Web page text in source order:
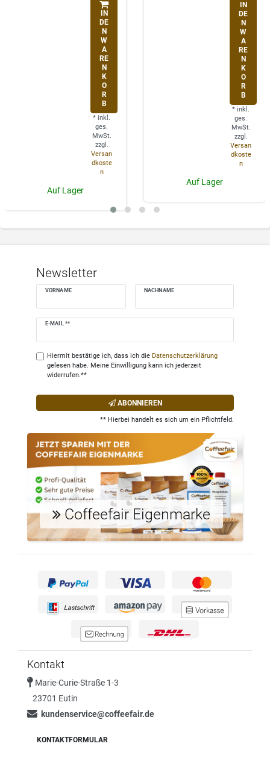
IN
DE
N
W
A
RE
N
K
O
R
B
* inkl.
ges.
MwSt.
zzgl.
Versan
dkoste
n
Auf Lager
IN
DE
N
W
A
RE
N
K
O
R
B
* inkl.
ges.
MwSt.
zzgl.
Versan
dkoste
n
Auf Lager
Newsletter
VORNAME NACHNAME
E-MAIL **
Newsletter
Hiermit bestätige ich, dass ich die Daten­schutz­erklärung
gelesen habe. Meine Einwilligung kann ich jederzeit
widerrufen.**
ABONNIEREN
** Hierbei handelt es sich um ein Pflichtfeld.
Coffeefair Eigenmarke
Kontakt
Marie-Curie-Straße 1-3
23701 Eutin
kundenservice@coffeefair.de
KONTAKTFORMULAR